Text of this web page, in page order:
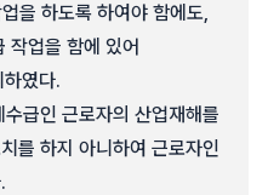
을 하도록 하여야 함에도,
작업을 함에 있어
였다.
급인 근로자의 산업재해를
를 하지 아니하여 근로자인